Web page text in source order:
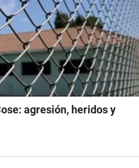
agresión, heridos y